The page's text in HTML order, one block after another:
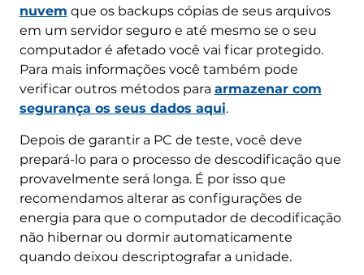
nuvem que os backups cópias de seus arquivos
em um servidor seguro e até mesmo se o seu
computador é afetado você vai ficar protegido.
Para mais informações você também pode
verificar outros métodos para armazenar com
segurança os seus dados aqui.
Depois de garantir a PC de teste, você deve
prepará-lo para o processo de descodificação que
provavelmente será longa. É por isso que
recomendamos alterar as configurações de
energia para que o computador de decodificação
não hibernar ou dormir automaticamente
quando deixou descriptografar a unidade.